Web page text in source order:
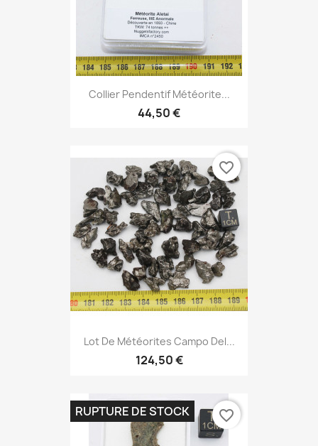
Collier Pendentif Météorite...
44,50 €
Lot De Météorites Campo Del...
124,50 €
favorite_border
RUPTURE DE STOCK favorite_border